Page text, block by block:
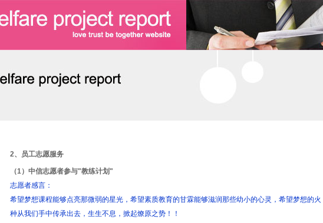
2、员工志愿服务
（1）中信志愿者参与"教练计划"
志愿者感言：
希望梦想课程能够点亮那微弱的星光，希望素质教育的甘霖能够滋润那些幼小的心灵，希望梦想的火
种从我们手中传承出去，生生不息，掀起燎原之势！！